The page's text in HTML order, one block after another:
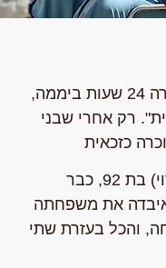
חולת אלצהיימר בת 92 נזקקה לעזרה 24 שעות ביממה,
רק אחרי שבני
כזכאית
זה יכול לקרות גם לך. חנה (שם בדוי) בת 92, כבר
את משפחתה
והכל בעזרת שתי